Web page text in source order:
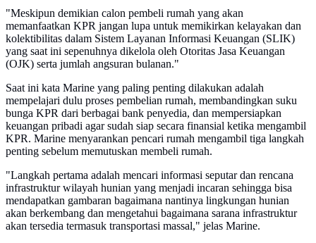
"Meskipun demikian calon pembeli rumah yang akan
memanfaatkan KPR jangan lupa untuk memikirkan kelayakan dan
kolektibilitas dalam Sistem Layanan Informasi Keuangan (SLIK)
yang saat ini sepenuhnya dikelola oleh Otoritas Jasa Keuangan
(OJK) serta jumlah angsuran bulanan."
Saat ini kata Marine yang paling penting dilakukan adalah
mempelajari dulu proses pembelian rumah, membandingkan suku
bunga KPR dari berbagai bank penyedia, dan mempersiapkan
keuangan pribadi agar sudah siap secara finansial ketika mengambil
KPR. Marine menyarankan pencari rumah mengambil tiga langkah
penting sebelum memutuskan membeli rumah.
"Langkah pertama adalah mencari informasi seputar dan rencana
infrastruktur wilayah hunian yang menjadi incaran sehingga bisa
mendapatkan gambaran bagaimana nantinya lingkungan hunian
akan berkembang dan mengetahui bagaimana sarana infrastruktur
akan tersedia termasuk transportasi massal," jelas Marine.